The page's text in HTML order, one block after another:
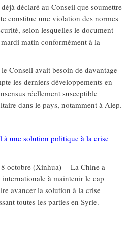
déclaré au Conseil que soumettre
constitue une violation des normes
selon lesquelles le document
matin conformément à la
Conseil avait besoin de davantage
les derniers développements en
réellement susceptible
dans le pays, notamment à Alep.
à une solution politique à la crise
octobre (Xinhua) -- La Chine a
à maintenir le cap
avancer la solution à la crise
toutes les parties en Syrie.